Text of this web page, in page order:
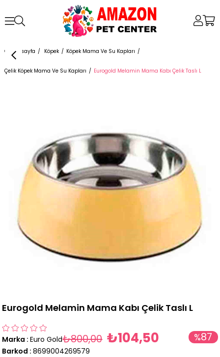
Anasayfa Köpek Köpek Mama Ve Su Kapları
Çelik Köpek Mama Ve Su Kapları Eurogold Melamin Mama Kabı Çelik Taslı L
Eurogold Melamin Mama Kabı Çelik Taslı L
Marka : Euro Gold %87
₺800,00 ₺104,50
Barkod : 8699004269579